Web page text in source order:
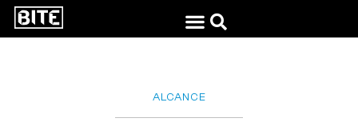
ALCANCE